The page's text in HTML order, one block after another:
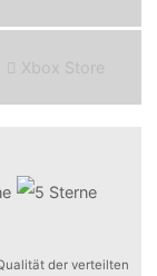
Xbox Store
der verteilten